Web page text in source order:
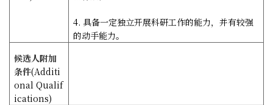
4.具备一定独立开展科研工作的能力，并有较强
的动手能力。
候选人附加
条件(Additi
onal Qualif
ications)